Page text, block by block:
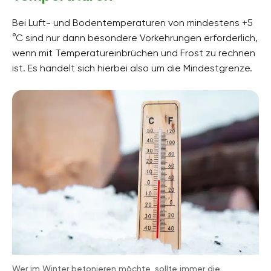
Bei Luft- und Bodentemperaturen von mindestens +5
°C sind nur dann besondere Vorkehrungen erforderlich,
wenn mit Temperatureinbrüchen und Frost zu rechnen
ist. Es handelt sich hierbei also um die Mindestgrenze.
Wer im Winter betonieren möchte, sollte immer die